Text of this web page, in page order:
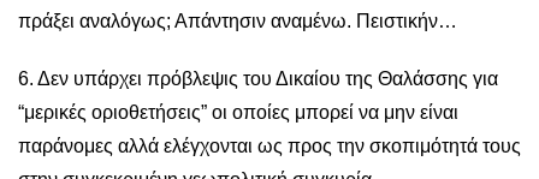
πράξει αναλόγως; Απάντησιν αναμένω. Πειστικήν…
6. Δεν υπάρχει πρόβλεψις του Δικαίου της Θαλάσσης για
“μερικές οριοθετήσεις” οι οποίες μπορεί να μην είναι
παράνομες αλλά ελέγχονται ως προς την σκοπιμότητά τους